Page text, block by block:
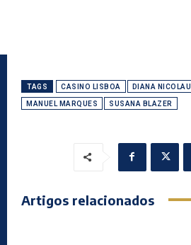
TAGS CASINO LISBOA DIANA NICOLAU
MANUEL MARQUES SUSANA BLAZER
Artigos relacionados